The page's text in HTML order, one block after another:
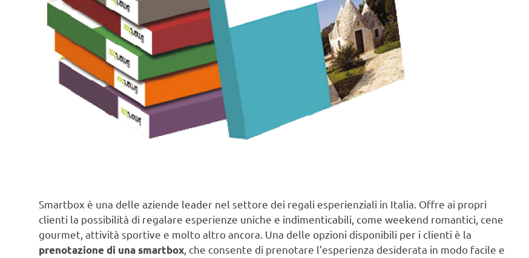
Smartbox è una delle aziende leader nel settore dei regali esperienziali in Italia. Offre ai propri
clienti la possibilità di regalare esperienze uniche e indimenticabili, come weekend romantici, cene
gourmet, attività sportive e molto altro ancora. Una delle opzioni disponibili per i clienti è la
prenotazione di una smartbox , che consente di prenotare l’esperienza desiderata in modo facile e